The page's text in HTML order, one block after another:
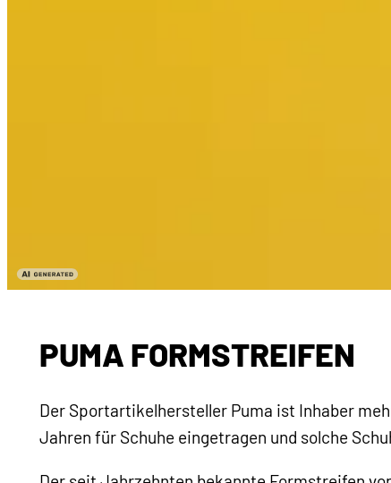
PUMA FORMSTREIFEN
Der Sportartikelhersteller Puma ist Inhaber
Jahren für Schuhe eingetragen und solche